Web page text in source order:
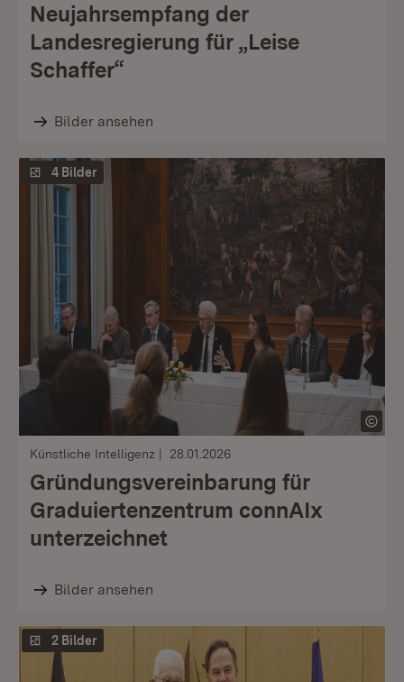
Neujahrsempfang der
Landesregierung für „Leise
Schaffer“
Bilder ansehen
4 Bilder
Künstliche Intelligenz 28.01.2026
Gründungsvereinbarung für
Graduiertenzentrum connAIx
unterzeichnet
Bilder ansehen
2 Bilder